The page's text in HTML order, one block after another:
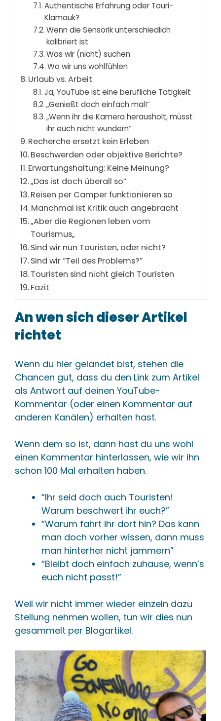
Authentische Erfahrung oder Touri-
Klamauk?
Wenn die Sensorik unterschiedlich
kalibriert ist
Was wir (nicht) suchen
Wo wir uns wohlfühlen
Urlaub vs. Arbeit
Ja, YouTube ist eine berufliche Tätigkeit
„Genießt doch einfach mal!“
„Wenn ihr die Kamera herausholt, müsst
ihr euch nicht wundern“
Recherche ersetzt kein Erleben
Beschwerden oder objektive Berichte?
Erwartungshaltung: Keine Meinung?
„Das ist doch überall so“
Reisen per Camper funktionieren so
Manchmal ist Kritik auch angebracht
„Aber die Regionen leben vom
Tourismus„
Sind wir nun Touristen, oder nicht?
Sind wir “Teil des Problems?”
Touristen sind nicht gleich Touristen
Fazit
An wen sich dieser Artikel
richtet
Wenn du hier gelandet bist, stehen die
Chancen gut, dass du den Link zum Artikel
als Antwort auf deinen YouTube-
Kommentar (oder einen Kommentar auf
anderen Kanälen) erhalten hast.
Wenn dem so ist, dann hast du uns wohl
einen Kommentar hinterlassen, wie wir ihn
schon 100 Mal erhalten haben.
“Ihr seid doch auch Touristen!
Warum beschwert ihr euch?”
“Warum fahrt ihr dort hin? Das kann
man doch vorher wissen, dann muss
man hinterher nicht jammern”
“Bleibt doch einfach zuhause, wenn’s
euch nicht passt!”
Weil wir nicht immer wieder einzeln dazu
Stellung nehmen wollen, tun wir dies nun
gesammelt per Blogartikel.